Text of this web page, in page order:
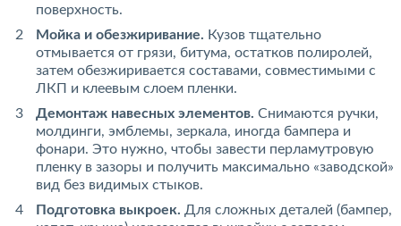
поверхность.
Мойка и обезжиривание. Кузов тщательно
отмывается от грязи, битума, остатков полиролей,
затем обезжиривается составами, совместимыми с
ЛКП и клеевым слоем пленки.
Демонтаж навесных элементов. Снимаются ручки,
молдинги, эмблемы, зеркала, иногда бампера и
фонари. Это нужно, чтобы завести перламутровую
пленку в зазоры и получить максимально «заводской»
вид без видимых стыков.
Подготовка выкроек. Для сложных деталей (бампер,